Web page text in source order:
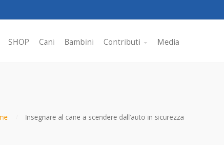
SHOP Cani Bambini Contributi Media
Insegnare al cane a scendere dall’auto in sicurezza